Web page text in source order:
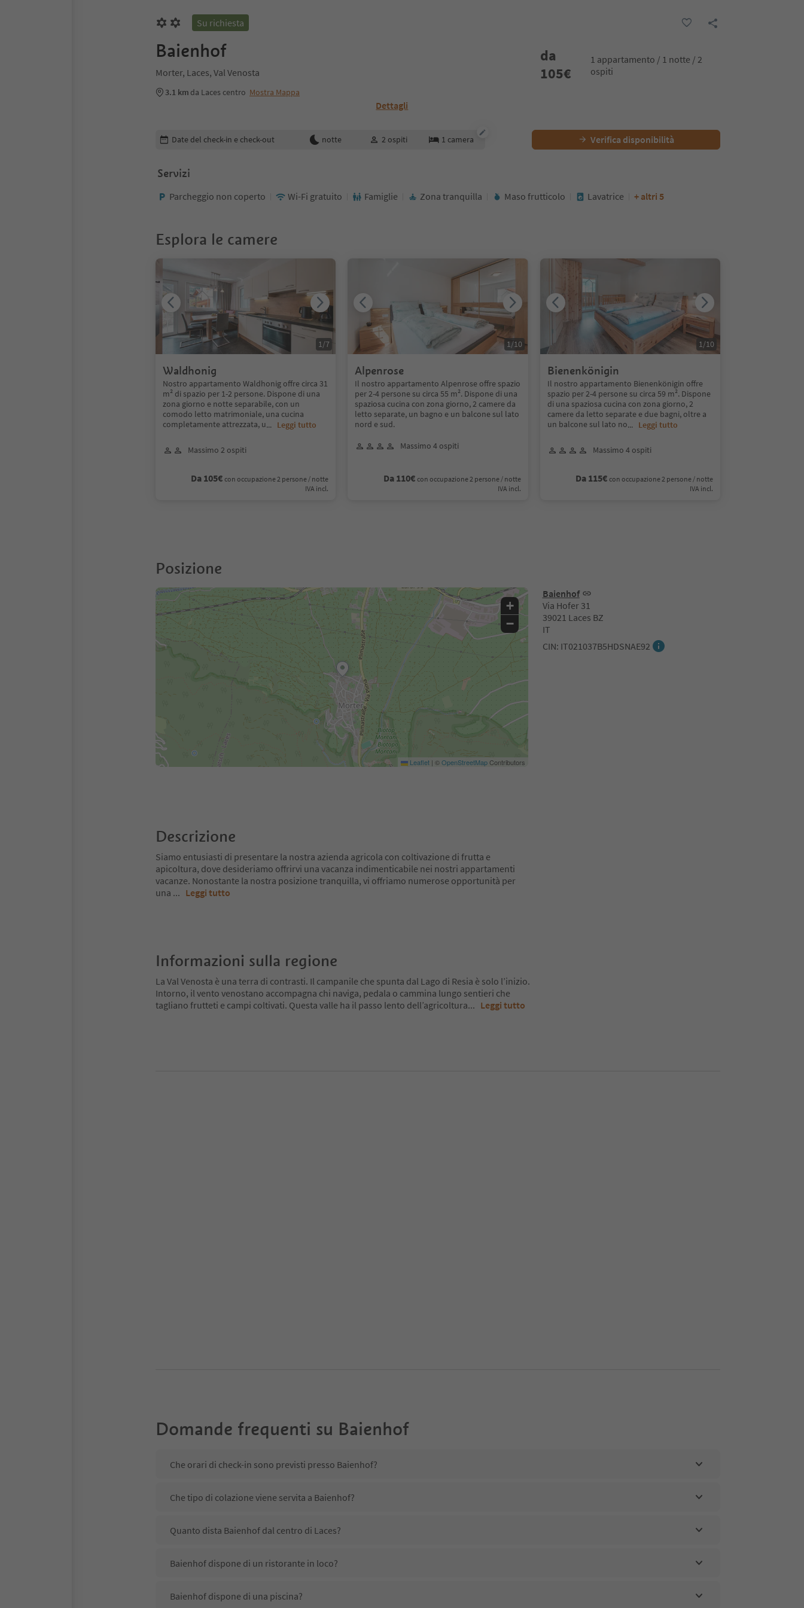
Su richiesta
Baienhof
Morter, Laces, Val Venosta
3.1 km da Laces centro Mostra Mappa
Dettagli
da
105€
1 appartamento / 1 notte / 2
ospiti
Modifica i dettagli della prenotazione
Date del check-in e check-out notte 2 ospiti 1 camera Verifica disponibilità
Servizi
Parcheggio non coperto Wi-Fi gratuito Famiglie Zona tranquilla Maso frutticolo Lavatrice + altri 5
Esplora le camere
Waldhonig
Nostro appartamento Waldhonig offre circa 31
m² di spazio per 1-2 persone. Dispone di una
zona giorno e notte separabile, con un
comodo letto matrimoniale, una cucina
completamente attrezzata, u... Leggi tutto
Massimo 2 ospiti
Da 105€ con occupazione 2 persone / notte
IVA incl.
1/7
Alpenrose
Il nostro appartamento Alpenrose offre spazio
per 2-4 persone su circa 55 m². Dispone di una
spaziosa cucina con zona giorno, 2 camere da
letto separate, un bagno e un balcone sul lato
nord e sud.
Massimo 4 ospiti
Da 110€ con occupazione 2 persone / notte
IVA incl.
1/10
Bienenkönigin
Il nostro appartamento Bienenkönigin offre
spazio per 2-4 persone su circa 59 m². Dispone
di una spaziosa cucina con zona giorno, 2
camere da letto separate e due bagni, oltre a
un balcone sul lato no... Leggi tutto
Massimo 4 ospiti
Da 115€ con occupazione 2 persone / notte
IVA incl.
1/10
Posizione
Baienhof
Via Hofer 31
39021 Laces BZ
IT
CIN: IT021037B5HDSNAE92
+
−
Leaflet | ©OpenStreetMapContributors
Descrizione
Siamo entusiasti di presentare la nostra azienda agricola con coltivazione di frutta e
apicoltura, dove desideriamo offrirvi una vacanza indimenticabile nei nostri appartamenti
vacanze. Nonostante la nostra posizione tranquilla, vi offriamo numerose opportunità per
una ... Leggi tutto
Informazioni sulla regione
La Val Venosta è una terra di contrasti. Il campanile che spunta dal Lago di Resia è solo l’inizio.
Intorno, il vento venostano accompagna chi naviga, pedala o cammina lungo sentieri che
tagliano frutteti e campi coltivati. Questa valle ha il passo lento dell’agricoltura... Leggi tutto
Domande frequenti su Baienhof
Che orari di check-in sono previsti presso Baienhof?
Che tipo di colazione viene servita a Baienhof?
Quanto dista Baienhof dal centro di Laces?
Baienhof dispone di un ristorante in loco?
Baienhof dispone di una piscina?